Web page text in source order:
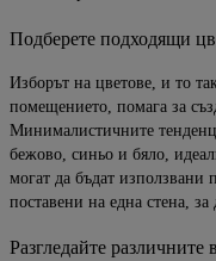
Подберете подходящи
Изборът на цветове, и то
помещението, помага за
Минималистичните
бежово, синьо и бяло,
могат да бъдат използвани
поставени на една стена,
Разгледайте